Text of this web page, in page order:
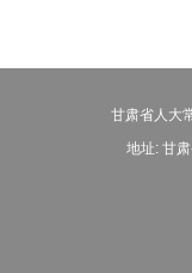
甘肃省人大
地址: 甘